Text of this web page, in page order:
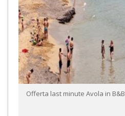
Offerta last minute Avola in B&B